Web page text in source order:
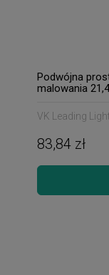
Podwójna
malowania
VK Leading Light
83,84 zł